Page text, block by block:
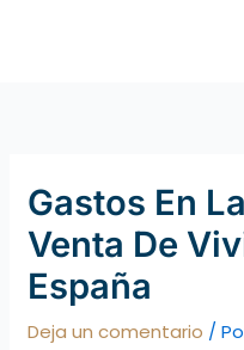
Gastos En
Venta De
España
Deja un comentario /